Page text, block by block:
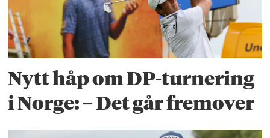
Nytt håp om DP-turnering
i Norge: – Det går fremover